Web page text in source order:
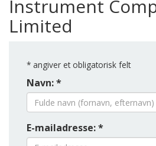
Instrument
Limited
* angiver et obligatorisk felt
Navn: *
E-mailadresse: *